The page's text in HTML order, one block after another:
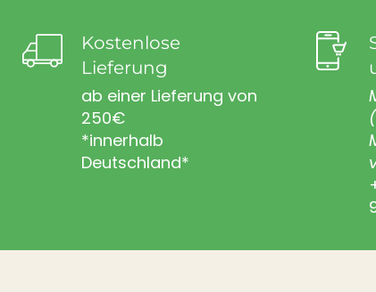
Kostenlose
Lieferung
ab einer Lieferung von
250€
*innerhalb
Deutschland*